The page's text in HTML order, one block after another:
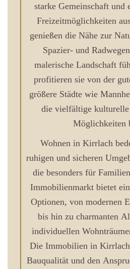
starke Gemeinschaft und
Freizeitmöglichkeiten
genießen die Nähe zur
Spazier- und
malerische Landschaft
profitieren sie von der
größere Städte wie
die vielfältige
Möglichkeiten
Wohnen in Kirrlach
ruhigen und sicheren
die besonders für
Immobilienmarkt bietet
Optionen, von modernen
bis hin zu charmanten
individuellen
Die Immobilien in
Bauqualität und den